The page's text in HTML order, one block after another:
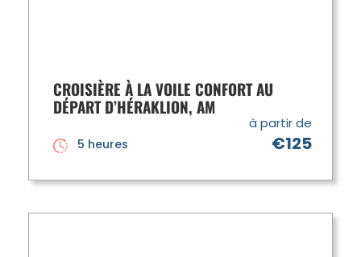
CROISIÈRE À LA VOILE CONFORT AU
DÉPART D’HÉRAKLION, AM
à partir de
€125
5 heures